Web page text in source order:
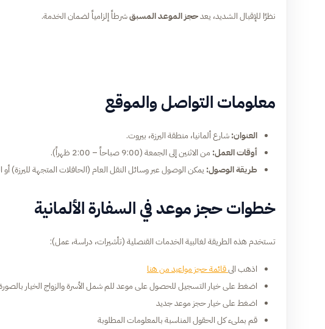
نظرًا للإقبال الشديد، يعدحجز الموعد المسبقشرطاً إلزامياً لضمان الخدمة.
معلومات التواصل والموقع
العنوان:شارع ألمانيا، منطقة اليرزة، بيروت.
أوقات العمل: من الاثنين إلى الجمعة (9:00 صباحاً – 2:00 ظهراً).
طريقة الوصول:يمكن الوصول عبر وسائل النقل العام (الحافلات المتجهة لليرزة)
خطوات حجز موعد في السفارة الألمانية
تستخدم هذه الطريقة لغالبية الخدمات القنصلية (تأشيرات، دراسة، عمل):
اذهب الىقائمة حجز مواعيد من هنا
اضغط على خيار التسجيل للحصول على موعد للم شمل الأسرة والزواج الخيار بالصورة
اضغط على خيار حجز موعد جديد
قم بملىء كل الحقول المناسبة بالمعلومات المطلوبة